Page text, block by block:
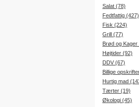
Salat (78)
Fedtfattig (427)
Fisk (224)
Grill (77)
Brød og Kager
Højtider (92)
DDV (67)
Billige
Hurtig mad
Tærter (19)
Økologi (45)